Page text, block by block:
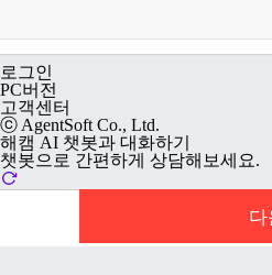
다
로그인
PC버전
고객센터
ⓒ AgentSoft Co., Ltd.
해캠 AI 챗봇과 대화하기
챗봇으로 간편하게 상담해보세요.